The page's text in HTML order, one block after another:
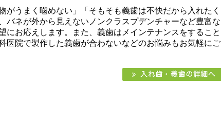
がうまく噛めない」「そもそも義歯は不快だから入れたく
バネが外から見えないノンクラスプデンチャーなど豊富な
にお応えします。また、義歯はメインテナンスをすること
医院で製作した義歯が合わないなどのお悩みもお気軽にご